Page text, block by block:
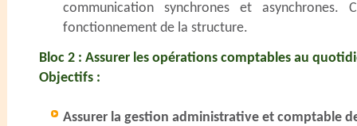
communication synchrones et asynchrones.
fonctionnement de la structure.
Bloc 2 : Assurer les opérations comptables au
Objectifs :
Assurer la gestion administrative et comptable